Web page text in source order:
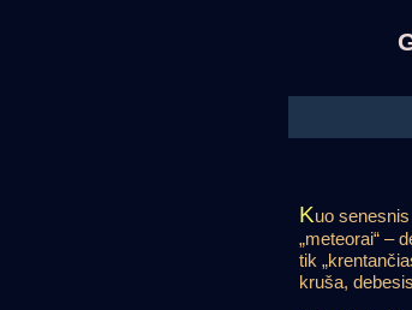
Kuo
„meteorai“ –
tik
kruša,